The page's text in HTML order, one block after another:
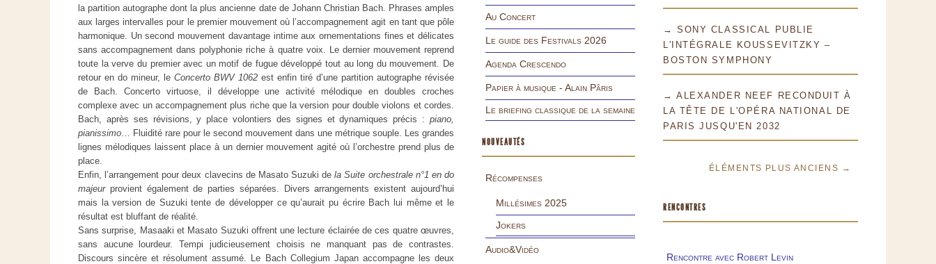
la partition autographe dont la plus ancienne date de Johann Christian Bach. Phrases amples
aux larges intervalles pour le premier mouvement où l’accompagnement agit en tant que pôle
harmonique. Un second mouvement davantage intime aux ornementations fines et délicates
sans accompagnement dans polyphonie riche à quatre voix. Le dernier mouvement reprend
toute la verve du premier avec un motif de fugue développé tout au long du mouvement. De
retour en do mineur, le Concerto BWV 1062 est enfin tiré d’une partition autographe révisée
de Bach. Concerto virtuose, il développe une activité mélodique en doubles croches
complexe avec un accompagnement plus riche que la version pour double violons et cordes.
Bach, après ses révisions, y place volontiers des signes et dynamiques précis : piano,
pianissimo… Fluidité rare pour le second mouvement dans une métrique souple. Les grandes
lignes mélodiques laissent place à un dernier mouvement agité où l’orchestre prend plus de
place.
Enfin, l’arrangement pour deux clavecins de Masato Suzuki dela Suite orchestrale n°1 en do
majeurprovient également de parties séparées. Divers arrangements existent aujourd’hui
mais la version de Suzuki tente de développer ce qu’aurait pu écrire Bach lui même et le
résultat est bluffant de réalité.
Sans surprise, Masaaki et Masato Suzuki offrent une lecture éclairée de ces quatre œuvres,
sans aucune lourdeur. Tempi judicieusement choisis ne manquant pas de contrastes.
Discours sincère et résolument assumé. Le Bach Collegium Japan accompagne les deux
Au Concert
Le guide des Festivals 2026
Agenda Crescendo
Papier à musique - Alain Pâris
Le briefing classique de la semaine
NOUVEAUTÉS
Récompenses
Millésimes 2025
Jokers
Audio&Vidéo
→ SONY CLASSICAL PUBLIE
L'INTÉGRALE KOUSSEVITZKY –
BOSTON SYMPHONY
→ ALEXANDER NEEF RECONDUIT À
LA TÊTE DE L'OPÉRA NATIONAL DE
PARIS JUSQU'EN 2032
ÉLÉMENTS PLUS ANCIENS →
RENCONTRES
Rencontre avec Robert Levin